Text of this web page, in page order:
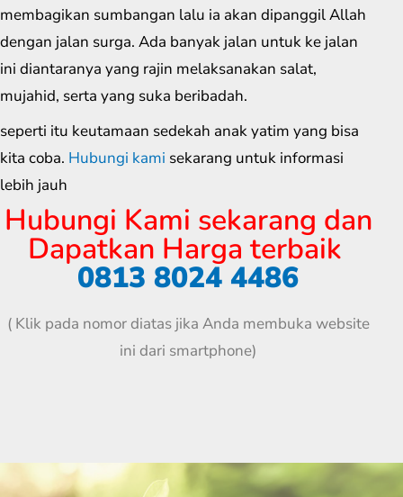
membagikan sumbangan lalu ia akan dipanggil Allah
dengan jalan surga. Ada banyak jalan untuk ke jalan
ini diantaranya yang rajin melaksanakan salat,
mujahid, serta yang suka beribadah.
seperti itu keutamaan sedekah anak yatim yang bisa
kita coba. Hubungi kami sekarang untuk informasi
lebih jauh
Hubungi Kami sekarang dan
Dapatkan Harga terbaik
0813 8024 4486
( Klik pada nomor diatas jika Anda membuka website
ini dari smartphone)